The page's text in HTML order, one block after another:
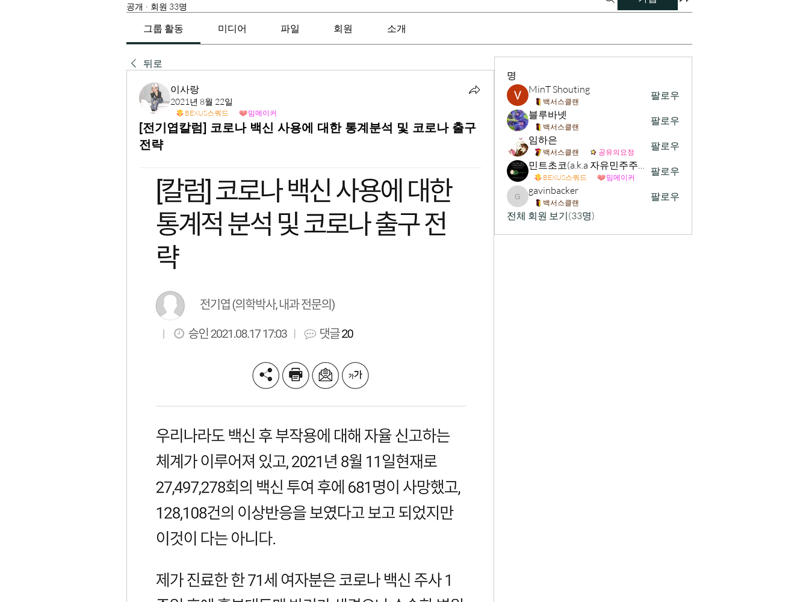
공개 · 회원 33명
그룹 활동 미디어 파일 회원 소개
뒤로
이사랑
2021년 8월 22일
BEXUS스쿼드 밈메이커
[전기엽칼럼] 코로나 백신 사용에 대한 통계분석 및 코로나 출구
전략
명
MinT Shouting
백서스클랜
팔로우
블루바넷
백서스클랜
팔로우
임하은
백서스클랜 공유의요정
팔로우
민트초코(a.k.a 자유민주주의 및 시장경제 가치수호)
BEXUS스쿼드 밈메이커
팔로우
gavinbacker
gavinbacker
백서스클랜
팔로우
전체 회원 보기(33명)